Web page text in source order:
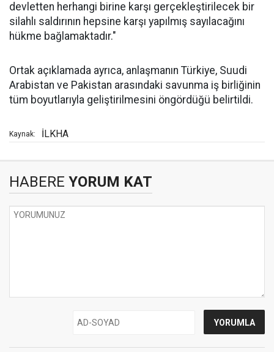
devletten herhangi birine karşı gerçekleştirilecek bir
silahlı saldırının hepsine karşı yapılmış sayılacağını
hükme bağlamaktadır."
Ortak açıklamada ayrıca, anlaşmanın Türkiye, Suudi
Arabistan ve Pakistan arasındaki savunma iş birliğinin
tüm boyutlarıyla geliştirilmesini öngördüğü belirtildi.
Kaynak: İLKHA
HABERE YORUM KAT